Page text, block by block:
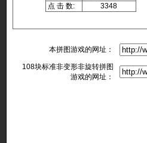
点 击 数:
3348
本拼图游戏的网址：
108块标准非变形非旋转拼图
游戏的网址：